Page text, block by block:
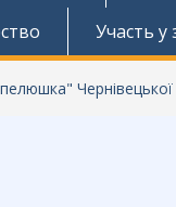
Участь у
Чернівецької